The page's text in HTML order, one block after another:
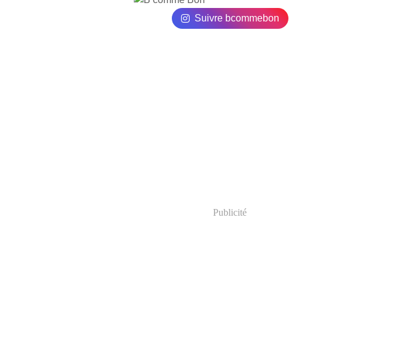
Suivre bcommebon
Publicité